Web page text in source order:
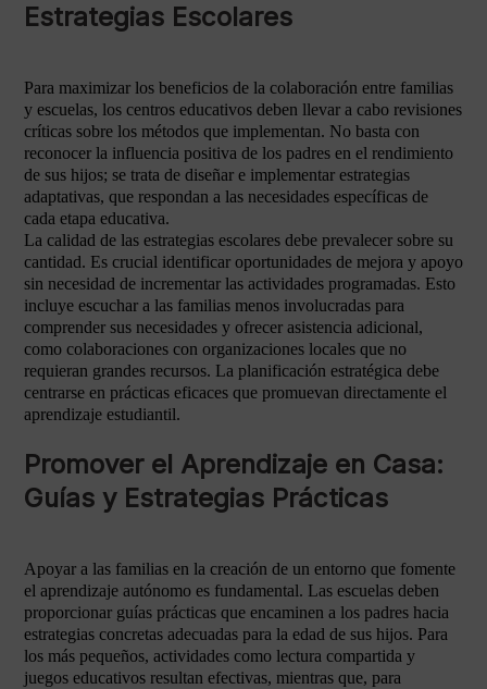
Estrategias Escolares
Para maximizar los beneficios de la colaboración entre familias
y escuelas, los centros educativos deben llevar a cabo revisiones
críticas sobre los métodos que implementan. No basta con
reconocer la influencia positiva de los padres en el rendimiento
de sus hijos; se trata de diseñar e implementar estrategias
adaptativas, que respondan a las necesidades específicas de
cada etapa educativa.
La calidad de las estrategias escolares debe prevalecer sobre su
cantidad. Es crucial identificar oportunidades de mejora y apoyo
sin necesidad de incrementar las actividades programadas. Esto
incluye escuchar a las familias menos involucradas para
comprender sus necesidades y ofrecer asistencia adicional,
como colaboraciones con organizaciones locales que no
requieran grandes recursos. La planificación estratégica debe
centrarse en prácticas eficaces que promuevan directamente el
aprendizaje estudiantil.
Promover el Aprendizaje en Casa:
Guías y Estrategias Prácticas
Apoyar a las familias en la creación de un entorno que fomente
el aprendizaje autónomo es fundamental. Las escuelas deben
proporcionar guías prácticas que encaminen a los padres hacia
estrategias concretas adecuadas para la edad de sus hijos. Para
los más pequeños, actividades como lectura compartida y
juegos educativos resultan efectivas, mientras que, para